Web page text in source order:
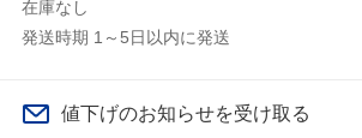
在庫なし
発送時期 1～5日以内に発送
値下げのお知らせを受け取る